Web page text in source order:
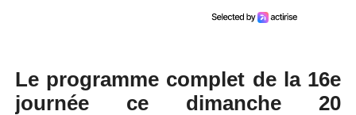
Le programme complet de la 16e
journée ce dimanche 20